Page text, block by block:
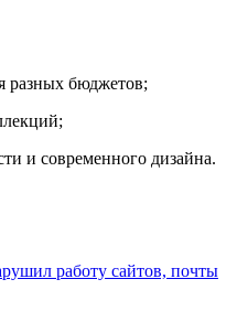
разных бюджетов;
и современного дизайна.
работу сайтов, почты